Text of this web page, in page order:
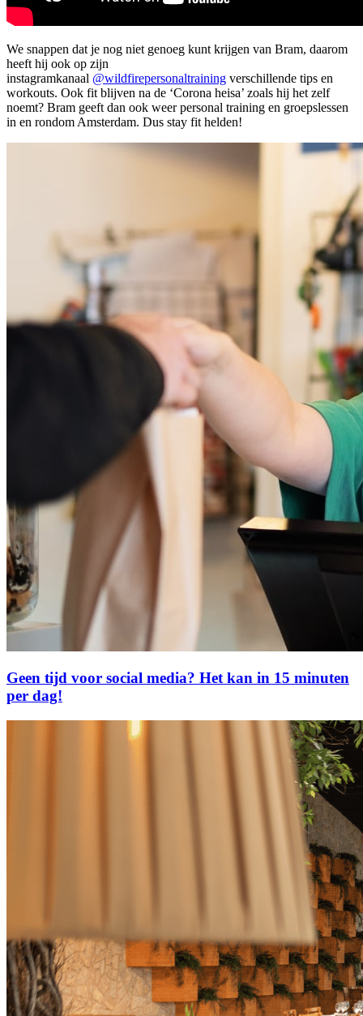
We snappen dat je nog niet genoeg kunt krijgen van Bram, daarom
heeft hij ook op zijn
instagramkanaal @wildfirepersonaltraining verschillende tips en
workouts. Ook fit blijven na de ‘Corona heisa’ zoals hij het zelf
noemt? Bram geeft dan ook weer personal training en groepslessen
in en rondom Amsterdam. Dus stay fit helden!
Geen tijd voor social media? Het kan in 15 minuten
per dag!